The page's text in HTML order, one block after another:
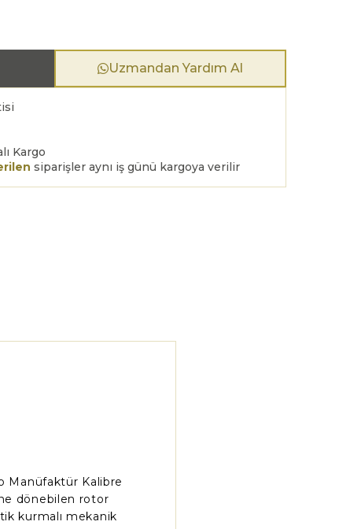
Uzmandan Yardım Al
Kargo
siparişler aynı iş günü kargoya verilir
Manüfaktür Kalibre
dönebilen rotor
kurmalı mekanik